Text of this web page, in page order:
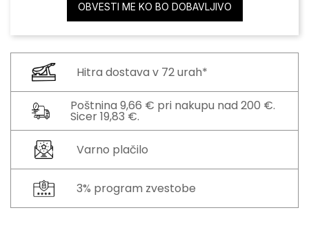
OBVESTI ME KO BO DOBAVLJIVO
Hitra dostava v 72 urah*
Poštnina 9,66 € pri nakupu nad 200 €.
Sicer 19,83 €.
Varno plačilo
3% program zvestobe